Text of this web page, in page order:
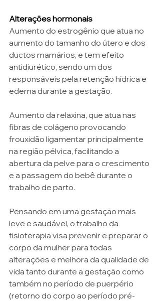
Alterações hormonais
Aumento do estrogênio que atua no
aumento do tamanho do útero e dos
ductos mamários, e tem efeito
antidiurético, sendo um dos
responsáveis pela retenção hídrica e
edema durante a gestação.
Aumento da relaxina, que atua nas
fibras de colágeno provocando
frouxidão ligamentar principalmente
na região pélvica, facilitando a
abertura da pelve para o crescimento
e a passagem do bebê durante o
trabalho de parto.
Pensando em uma gestação mais
leve e saudável, o trabalho da
fisioterapia visa prevenir e preparar o
corpo da mulher para todas
alterações e melhora da qualidade de
vida tanto durante a gestação como
também no período de puerpério
(retorno do corpo ao período pré-